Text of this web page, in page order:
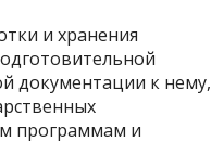
и хранения
документации к нему,
программам и